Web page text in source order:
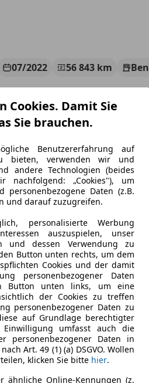
07/2022 56 843 km
Spurhalteassistent, LED-
*Netto 20.7...
24 900
03/2020 108 378 km
Cookies. Damit Sie
Sie brauchen.
Benutzererfahrung auf
bieten, verwenden wir und
andere Technologien (beides
nachfolgend: „Cookies"), um
personenbezogene Daten (z.B.
und darauf zuzugreifen.
personalisierte Werbung
auszuspielen, unser
und dessen Verwendung zu
Button unten rechts, um dem
Cookies und der damit
personenbezogener Daten
Button unten links, um eine
der Cookies zu treffen
personenbezogener Daten zu
auf Grundlage berechtigter
umfasst auch die
personenbezogener Daten in
Art. 49 (1) (a) DSGVO. Wollen
klicken Sie bitte hier.
ähnliche Online-Kennungen (z.